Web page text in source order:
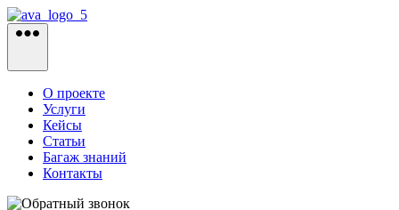
Перейти
к
О проекте
Услуги
Кейсы
Статьи
Багаж знаний
Контакты